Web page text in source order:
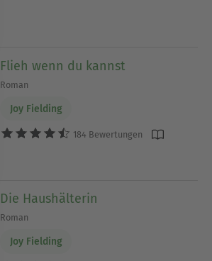
Flieh wenn du kannst
Roman
Joy Fielding
184 Bewertungen
Die Haushälterin
Roman
Joy Fielding